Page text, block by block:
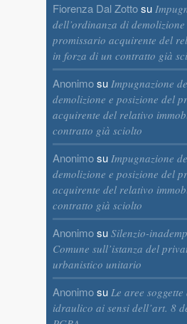
Fiorenza Dal Zottosu
dell’ordinanza di
promissario acquirente del
in forza di un contratto già
Anonimosu Impugnazione
demolizione e posizione del
acquirente del relativo
contratto già sciolto
Anonimosu Impugnazione
demolizione e posizione del
acquirente del relativo
contratto già sciolto
Anonimosu Silenzio-
Comune sull’istanza del
urbanistico unitario
Anonimosu Le aree soggette
idraulico ai sensi dell’art. 8